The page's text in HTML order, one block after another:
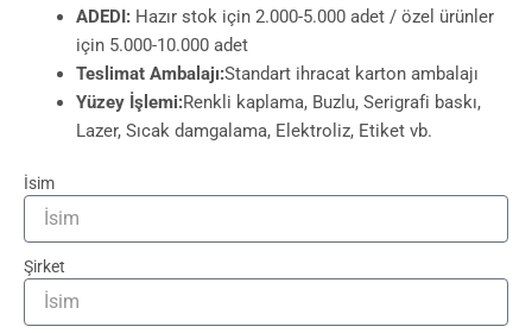
ADEDI: Hazır stok için 2.000-5.000 adet / özel ürünler
için 5.000-10.000 adet
Teslimat Ambalajı:Standart ihracat karton ambalajı
Yüzey İşlemi:Renkli kaplama, Buzlu, Serigrafi baskı,
Lazer, Sıcak damgalama, Elektroliz, Etiket vb.
İsim
Şirket